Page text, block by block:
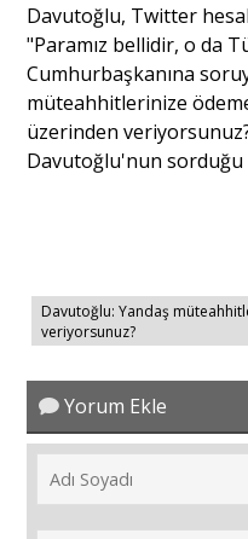
Davutoğlu, Twitter
"Paramız bellidir, o da
Cumhurbaşkanına
müteahhitlerinize
üzerinden
Davutoğlu'nun sorduğu
Davutoğlu: Yandaş
veriyorsunuz?
Yorum Ekle